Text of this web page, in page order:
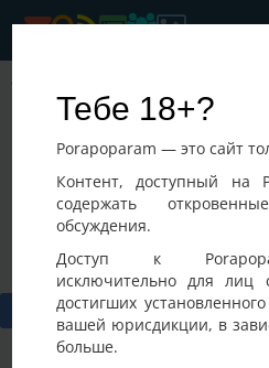
Тебе 18+?
Porapoparam — это сайт
Контент, доступный на
содержать
обсуждения.
Доступ к
исключительно для
достигших
вашей юрисдикции, в
больше.
Vlad
25-07-2026
Украина,